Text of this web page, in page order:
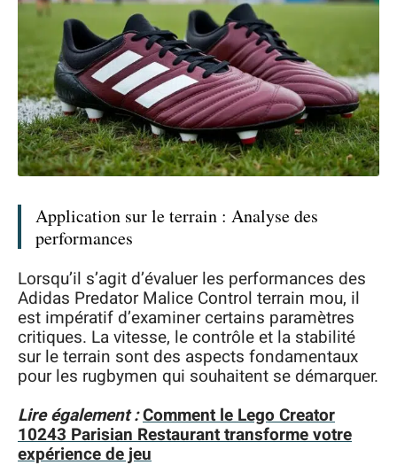
Application sur le terrain : Analyse des
performances
Lorsqu’il s’agit d’évaluer les performances des
Adidas Predator Malice Control terrain mou, il
est impératif d’examiner certains paramètres
critiques. La vitesse, le contrôle et la stabilité
sur le terrain sont des aspects fondamentaux
pour les rugbymen qui souhaitent se démarquer.
Lire également :Comment le Lego Creator
10243 Parisian Restaurant transforme votre
expérience de jeu